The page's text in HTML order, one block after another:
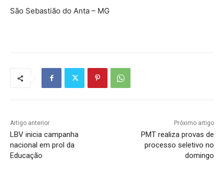
São Sebastião do Anta – MG
Artigo anterior
LBV inicia campanha
nacional em prol da
Educação
Próximo artigo
PMT realiza provas de
processo seletivo no
domingo